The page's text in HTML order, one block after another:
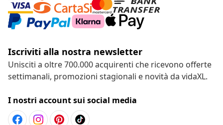
Iscriviti alla nostra newsletter
Unisciti a oltre 700.000 acquirenti che ricevono offerte
settimanali, promozioni stagionali e novità da vidaXL.
I nostri account sui social media